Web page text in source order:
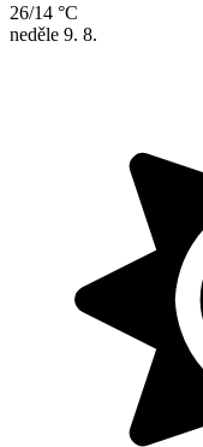
26/14 °C
neděle 9. 8.